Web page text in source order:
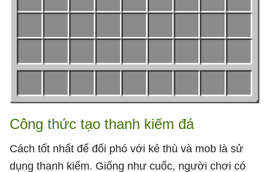
Công thức tạo thanh kiếm đá
Cách tốt nhất để đối phó với kẻ thù và mob là sử
dụng thanh kiếm. Giống như cuốc, người chơi có